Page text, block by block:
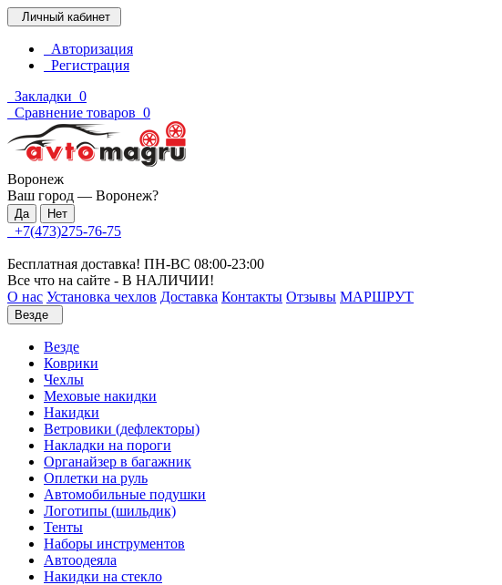
Личный кабинет
Авторизация
Регистрация
Закладки 0
Сравнение товаров 0
Воронеж
Ваш город — Воронеж?
+7(473)275-76-75
Бесплатная доставка! ПН-ВС 08:00-23:00
Все что на сайте - В НАЛИЧИИ!
О нас Установка чехлов Доставка Контакты Отзывы МАРШРУТ
Везде
Везде
Коврики
Чехлы
Меховые накидки
Накидки
Ветровики (дефлекторы)
Накладки на пороги
Органайзер в багажник
Оплетки на руль
Автомобильные подушки
Логотипы (шильдик)
Тенты
Наборы инструментов
Автоодеяла
Накидки на стекло